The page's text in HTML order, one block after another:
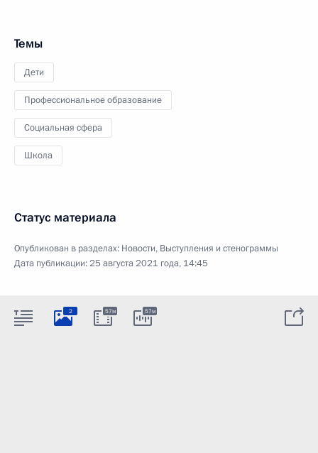
Темы
Дети
Профессиональное образование
Социальная сфера
Школа
Статус материала
Опубликован в разделах: Новости, Выступления и стенограммы
Дата публикации:25 августа 2021 года, 14:45
2 57м 57м